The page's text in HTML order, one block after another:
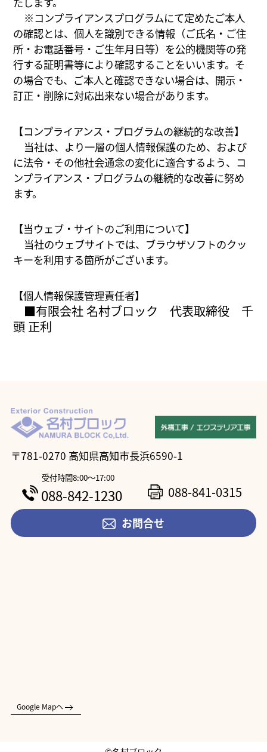
※コンプライアンスプログラムにて定めたご本人
の確認とは、個人を識別できる情報（ご氏名・ご住
所・お電話番号・ご生年月日等）を公的機関等の発
行する証明書等により確認することをいいます。そ
の場合でも、ご本人と確認できない場合は、開示・
訂正・削除に対応出来ない場合があります。
【コンプライアンス・プログラムの継続的な改善】
当社は、より一層の個人情報保護のため、および
に法令・その他社会通念の変化に適合するよう、コ
ンプライアンス・プログラムの継続的な改善に努め
ます。
【当ウェブ・サイトのご利用について】
当社のウェブサイトでは、ブラウザソフトのクッ
キーを利用する箇所がございます。
【個人情報保護管理責任者】
■有限会社 名村ブロック 代表取締役 千
頭 正利
〒781-0270 高知県高知市長浜6590-1
受付時間8:00～17:00
088-842-1230 088-841-0315
お問合せ
Google Mapへ